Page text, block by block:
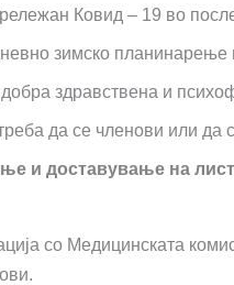
Ковид – 19 во
зимско
здравствена и
да се членови или да
и доставување на
со Медицинската